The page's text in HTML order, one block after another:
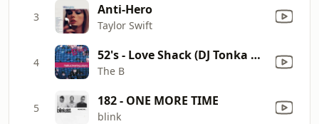
3 Anti-Hero
Taylor Swift
4 52's - Love Shack (DJ Tonka Mix / Radio Edit)
The B
5 182 - ONE MORE TIME
blink